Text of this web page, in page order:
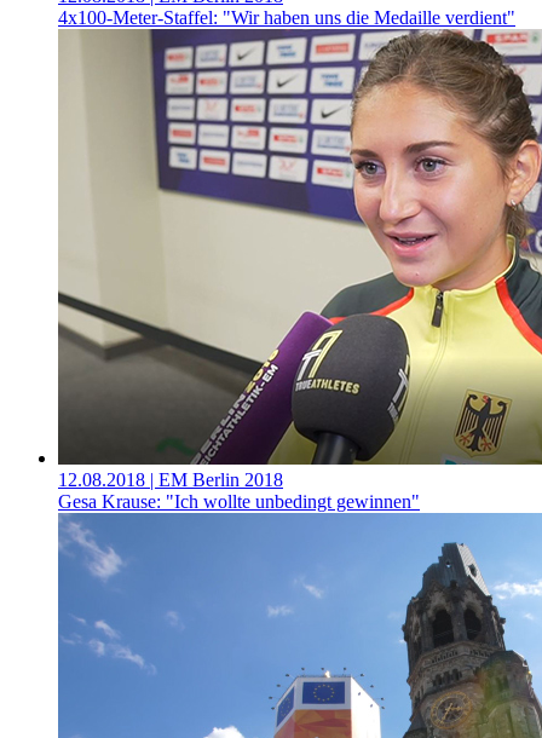
4x100-Meter-Staffel: "Wir haben uns die Medaille verdient"
12.08.2018 | EM Berlin 2018
Gesa Krause: "Ich wollte unbedingt gewinnen"